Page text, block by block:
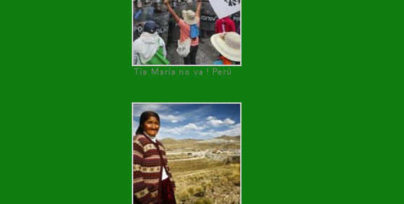
Tía María no va ! Perú